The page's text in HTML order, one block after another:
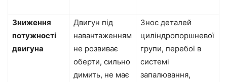
Зниження
потужності
двигуна
Двигун під
навантаженням
не розвиває
оберти, сильно
димить, не має
Знос деталей
циліндропоршневої
групи, перебої в
системі
запалювання,